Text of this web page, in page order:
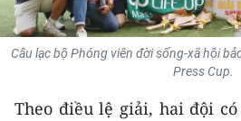
MÔI TRƯỜNG
BẠN ĐỌC
KIỂM CHỨNG THÔNG TIN
Câu lạc bộ Phóng viên đời sống-xã hội
Press Cup.
Theo điều lệ giải, hai đội